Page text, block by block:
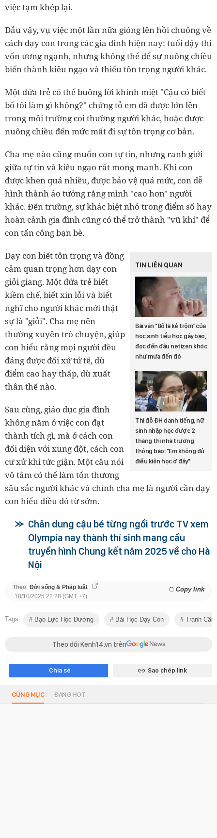
việc tạm khép lại.
Dẫu vậy, vụ việc một lần nữa gióng lên hồi chuông về
cách dạy con trong các gia đình hiện nay: tuổi dậy thì
vốn ương ngạnh, nhưng không thể để sự nuông chiều
biến thành kiêu ngạo và thiếu tôn trọng người khác.
Một đứa trẻ có thể buông lời khinh miệt "Cậu có biết
bố tôi làm gì không?" chứng tỏ em đã được lớn lên
trong môi trường coi thường người khác, hoặc được
nuông chiều đến mức mất đi sự tôn trọng cơ bản.
Cha mẹ nào cũng muốn con tự tin, nhưng ranh giới
giữa tự tin và kiêu ngạo rất mong manh. Khi con
được khen quá nhiều, được bảo vệ quá mức, con dễ
hình thành ảo tưởng rằng mình "cao hơn" người
khác. Đến trường, sự khác biệt nhỏ trong điểm số hay
hoàn cảnh gia đình cũng có thể trở thành "vũ khí" để
con tấn công bạn bè.
TIN LIÊN QUAN
Bài văn "Bố là kẻ trộm" của
học sinh tiểu học gây bão,
đọc đến đâu netizen khóc
như mưa đến đó
Thi đỗ ĐH danh tiếng, nữ
sinh nhập học được 2
tháng thì nhà trường
thông báo: "Em không đủ
điều kiện học ở đây"
Dạy con biết tôn trọng và đồng
cảm quan trọng hơn dạy con
giỏi giang. Một đứa trẻ biết
kiềm chế, biết xin lỗi và biết
nghĩ cho người khác mới thật
sự là "giỏi". Cha mẹ nên
thường xuyên trò chuyện, giúp
con hiểu rằng mọi người đều
đáng được đối xử tử tế, dù
điểm cao hay thấp, dù xuất
thân thế nào.
Sau cùng, giáo dục gia đình
không nằm ở việc con đạt
thành tích gì, mà ở cách con
đối diện với xung đột, cách con
cư xử khi tức giận. Một câu nói
vô tâm có thể làm tổn thương
sâu sắc người khác và chính cha mẹ là người cần dạy
con hiểu điều đó từ sớm.
Chân dung cậu bé từng ngồi trước TV xem
Olympia nay thành thí sinh mang cầu
truyền hình Chung kết năm 2025 về cho Hà
Nội
Theo Đời sống & Pháp luật Copy link
18/10/2025 22:28 (GMT +7)
Tags Bạo Lực Học Đường Bài Học Dạy Con Tranh Cãi
Theo dõi Kenh14.vn trên
Chia sẻ Sao chép link
CÙNG MỤC ĐANG HOT